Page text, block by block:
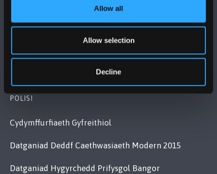
Allow all
Allow selection
Decline
POLISI
Cydymffurfiaeth Gyfreithiol
Datganiad Deddf Caethwasiaeth Modern 2015
Datganiad Hygyrchedd Prifysgol Bangor